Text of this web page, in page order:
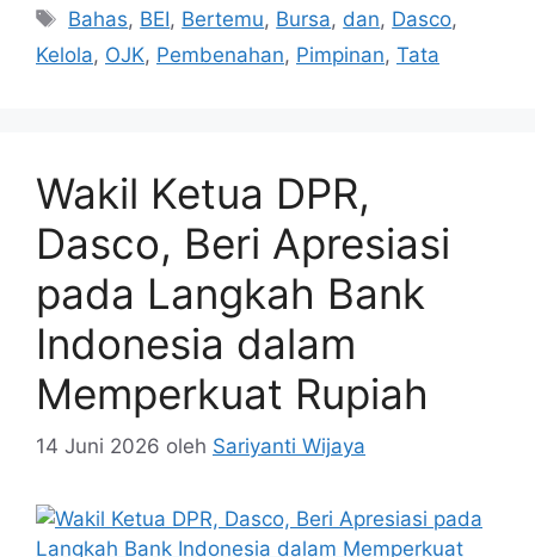
Tag
Bahas, BEI, Bertemu, Bursa, dan, Dasco,
Kelola, OJK, Pembenahan, Pimpinan, Tata
Wakil Ketua DPR,
Dasco, Beri Apresiasi
pada Langkah Bank
Indonesia dalam
Memperkuat Rupiah
14 Juni 2026 oleh Sariyanti Wijaya